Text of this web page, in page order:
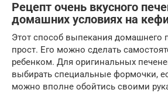
Рецепт очень вкусного
домашних условиях на
Этот способ выпекания домашнего
прост. Его можно сделать
ребенком. Для оригинальных
выбирать специальные формочки,
можно вполне обойтись своими